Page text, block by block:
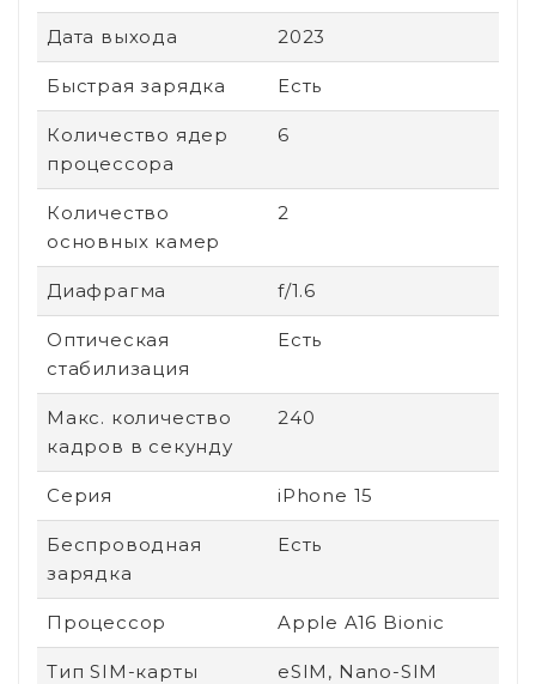
Дата выхода 2023
Быстрая зарядка Есть
Количество ядер
процессора
6
Количество
основных камер
2
Диафрагма f/1.6
Оптическая
стабилизация
Есть
Макс. количество
кадров в секунду
240
Серия iPhone 15
Беспроводная
зарядка
Есть
Процессор Apple A16 Bionic
Тип SIM-карты eSIM, Nano-SIM